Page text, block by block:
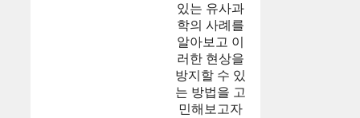
있는 유사과
학의 사례를
알아보고 이
러한 현상을
방지할 수 있
는 방법을 고
민해보고자